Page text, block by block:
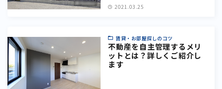
2021.03.25
賃貸・お部屋探しのコツ
不動産を自主管理するメリ
ットとは？詳しくご紹介し
ます